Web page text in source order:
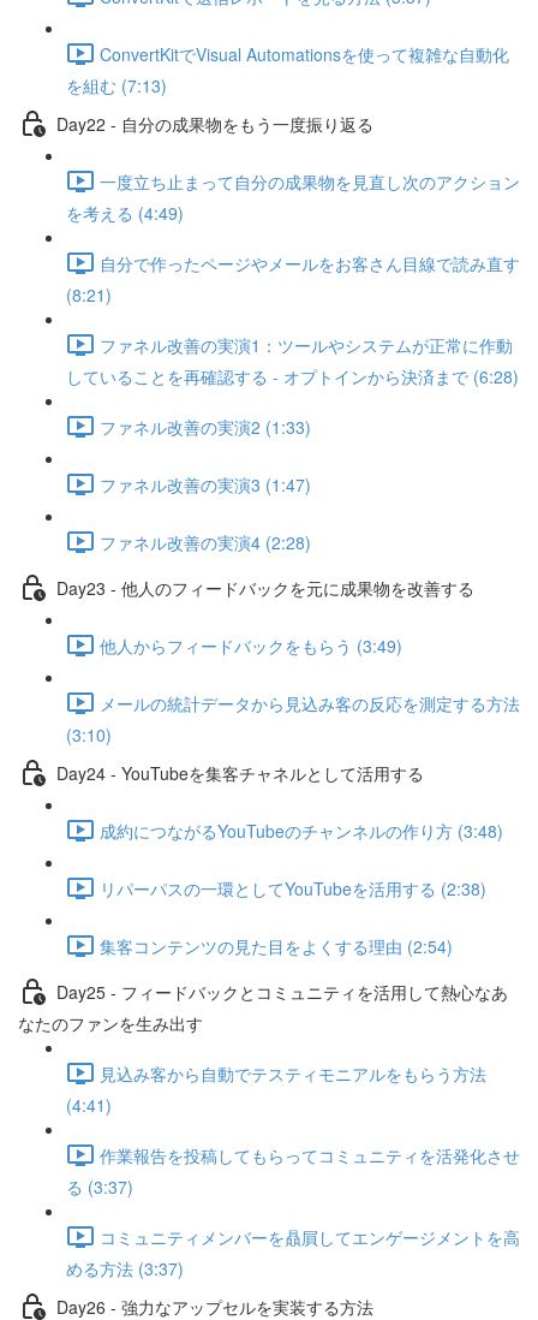
ConvertKitでVisual Automationsを使って複雑な自動化
を組む (7:13)
Day22 - 自分の成果物をもう一度振り返る
一度立ち止まって自分の成果物を見直し次のアクション
を考える (4:49)
自分で作ったページやメールをお客さん目線で読み直す
(8:21)
ファネル改善の実演1：ツールやシステムが正常に作動
していることを再確認する - オプトインから決済まで (6:28)
ファネル改善の実演2 (1:33)
ファネル改善の実演3 (1:47)
ファネル改善の実演4 (2:28)
Day23 - 他人のフィードバックを元に成果物を改善する
他人からフィードバックをもらう (3:49)
メールの統計データから見込み客の反応を測定する方法
(3:10)
Day24 - YouTubeを集客チャネルとして活用する
成約につながるYouTubeのチャンネルの作り方 (3:48)
リパーパスの一環としてYouTubeを活用する (2:38)
集客コンテンツの見た目をよくする理由 (2:54)
Day25 - フィードバックとコミュニティを活用して熱心なあ
なたのファンを生み出す
見込み客から自動でテスティモニアルをもらう方法
(4:41)
作業報告を投稿してもらってコミュニティを活発化させ
る (3:37)
コミュニティメンバーを贔屓してエンゲージメントを高
める方法 (3:37)
Day26 - 強力なアップセルを実装する方法